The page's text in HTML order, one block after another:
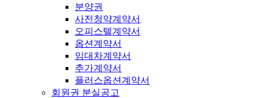
분양권
사전청약계약서
오피스텔계약서
옵션계약서
임대차계약서
추가계약서
플러스옵션계약서
회원권 분실공고